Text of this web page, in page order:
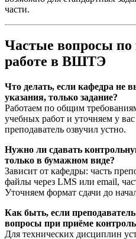
части.
Частые вопросы по
работе в ВШТЭ
Что делать, если кафедра не
указания, только задание?
Работаем по общим
учебных работ и уточняем у
преподаватель озвучил устно.
Нужно ли сдавать
только в бумажном виде?
Зависит от кафедры: часть
файлы через LMS или email,
Уточняем формат сдачи до
Как быть, если
вопросы при приёме
Для технических дисциплин